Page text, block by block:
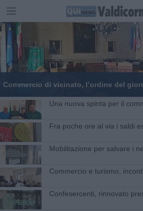
Commercio di vicinato, l’ordine del
Una nuova spinta per il
Fra poche ore al via i saldi
Mobilitazione per salvare i
Commercio e turismo,
Confesercenti, rinnovato